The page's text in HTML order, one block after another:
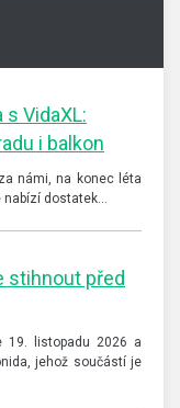
VidaXL:
i balkon
námi, na konec léta
nabízí dostatek…
stihnout před
19. listopadu 2026 a
jehož součástí je